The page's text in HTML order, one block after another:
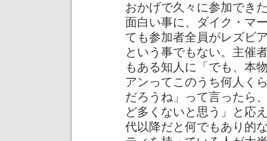
おかげで久々に参加でき
面白い事に、ダイク・マ
ても参加者全員がレズビ
という事でもない。主催
もある知人に「でも、本
アンってこのうち何人く
だろうね」って言ったら
ど多くないと思う」と応
代以降だと何でもあり的